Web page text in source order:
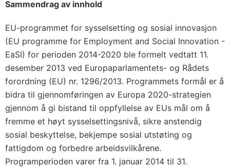
Sammendrag av innhold
EU-programmet for sysselsetting og sosial innovasjon
(EU programme for Employment and Social Innovation -
EaSI) for perioden 2014-2020 ble formelt vedtatt 11.
desember 2013 ved Europaparlamentets- og Rådets
forordning (EU) nr. 1296/2013. Programmets formål er å
bidra til gjennomføringen av Europa 2020-strategien
gjennom å gi bistand til oppfyllelse av EUs mål om å
fremme et høyt sysselsettingsnivå, sikre anstendig
sosial beskyttelse, bekjempe sosial utstøting og
fattigdom og forbedre arbeidsvilkårene.
Programperioden varer fra 1. januar 2014 til 31.